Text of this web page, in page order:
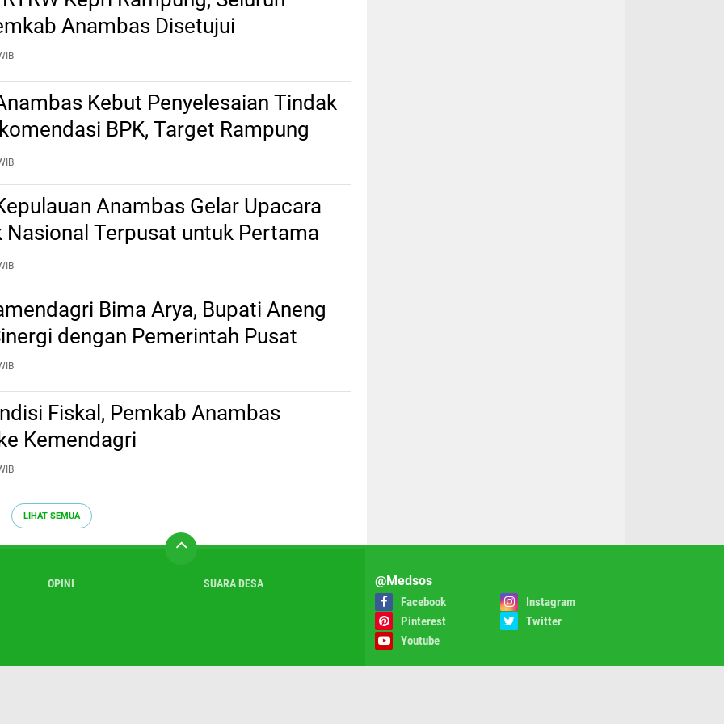
Anambas Disetujui
Kebut Penyelesaian Tindak
BPK, Target Rampung
Agustus
Anambas Gelar Upacara
Nasional Terpusat untuk Pertama
Bima Arya, Bupati Aneng
dengan Pemerintah Pusat
Fiskal, Pemkab Anambas
Kemendagri
LIHAT SEMUA
OPINI SUARA DESA @Medsos
Facebook
Instagram
Pinterest
Twitter
Youtube